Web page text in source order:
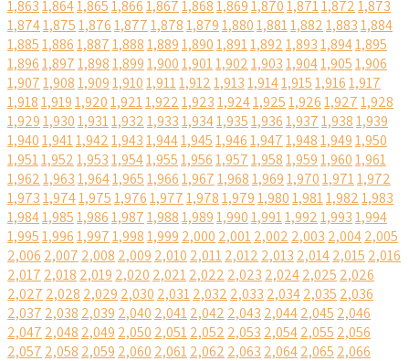
1,8631,8641,8651,8661,8671,8681,8691,8701,8711,8721,873
1,8741,8751,8761,8771,8781,8791,8801,8811,8821,8831,884
1,8851,8861,8871,8881,8891,8901,8911,8921,8931,8941,895
1,8961,8971,8981,8991,9001,9011,9021,9031,9041,9051,906
1,9071,9081,9091,9101,9111,9121,9131,9141,9151,9161,917
1,9181,9191,9201,9211,9221,9231,9241,9251,9261,9271,928
1,9291,9301,9311,9321,9331,9341,9351,9361,9371,9381,939
1,9401,9411,9421,9431,9441,9451,9461,9471,9481,9491,950
1,9511,9521,9531,9541,9551,9561,9571,9581,9591,9601,961
1,9621,9631,9641,9651,9661,9671,9681,9691,9701,9711,972
1,9731,9741,9751,9761,9771,9781,9791,9801,9811,9821,983
1,9841,9851,9861,9871,9881,9891,9901,9911,9921,9931,994
1,9951,9961,9971,9981,999 2,000 2,0012,002 2,003 2,0042,005
2,006 2,007 2,008 2,009 2,010 2,0112,012 2,013 2,0142,015 2,016
2,017 2,018 2,019 2,020 2,0212,022 2,023 2,0242,025 2,026
2,027 2,028 2,029 2,030 2,0312,032 2,033 2,0342,035 2,036
2,037 2,038 2,039 2,040 2,0412,042 2,043 2,0442,045 2,046
2,047 2,048 2,049 2,050 2,0512,052 2,053 2,0542,055 2,056
2,057 2,058 2,059 2,060 2,0612,062 2,063 2,0642,065 2,066